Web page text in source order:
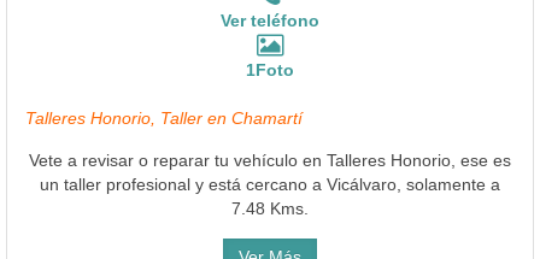
Ver teléfono
1Foto
Talleres Honorio, Taller en Chamartí
Vete a revisar o reparar tu vehículo en Talleres Honorio, ese es
un taller profesional y está cercano a Vicálvaro, solamente a
7.48 Kms.